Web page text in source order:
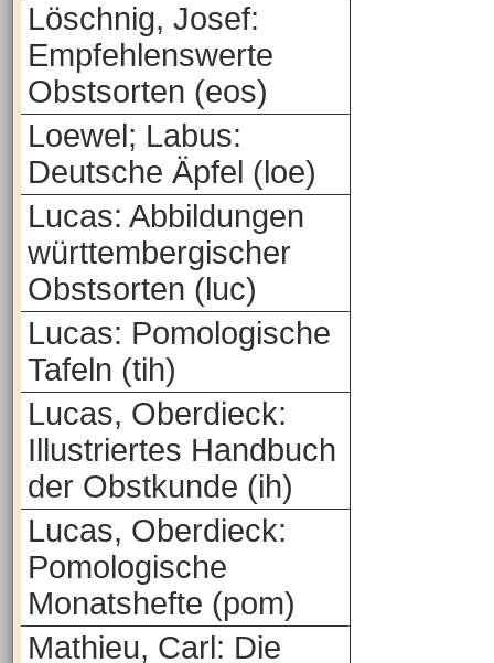
Löschnig, Josef:
Empfehlenswerte
Obstsorten (eos)
Loewel; Labus:
Deutsche Äpfel (loe)
Lucas: Abbildungen
württembergischer
Obstsorten (luc)
Lucas: Pomologische
Tafeln (tih)
Lucas, Oberdieck:
Illustriertes Handbuch
der Obstkunde (ih)
Lucas, Oberdieck:
Pomologische
Monatshefte (pom)
Mathieu, Carl: Die